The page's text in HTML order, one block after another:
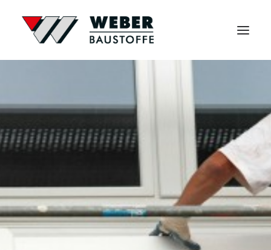
Sortiment
Service